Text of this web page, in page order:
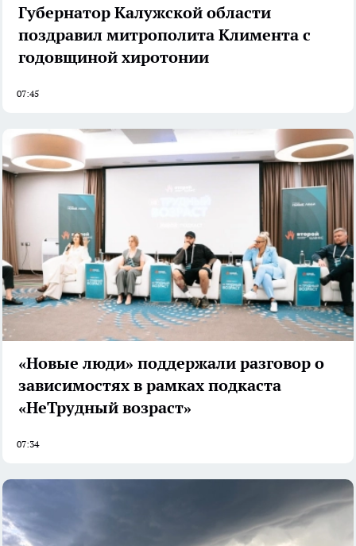
Губернатор Калужской области
поздравил митрополита Климента с
годовщиной хиротонии
07:45
«Новые люди» поддержали разговор о
зависимостях в рамках подкаста
«НеТрудный возраст»
07:34